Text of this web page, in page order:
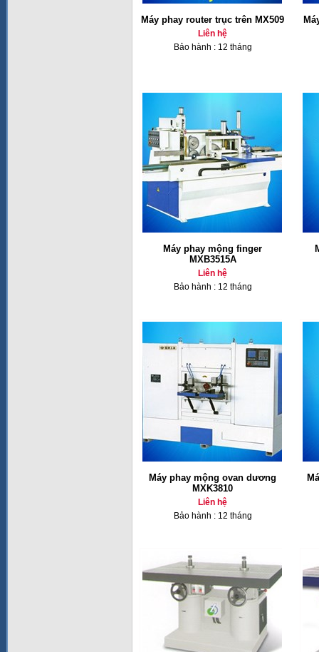
Máy phay router trục trên MX509
Liên hệ
Bảo hành : 12 tháng
Máy phay mộng finger
MXB3515A
Liên hệ
Bảo hành : 12 tháng
Máy phay mộng ovan dương
MXK3810
Liên hệ
Bảo hành : 12 tháng